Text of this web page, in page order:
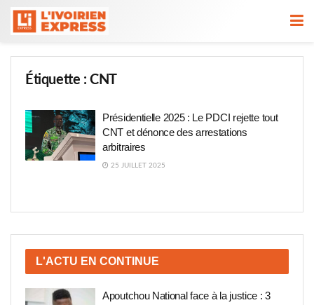
Étiquette :CNT
Présidentielle 2025 : Le PDCI rejette tout
CNT et dénonce des arrestations
arbitraires
25 JUILLET 2025
L'ACTU EN CONTINUE
Apoutchou National face à la justice : 3